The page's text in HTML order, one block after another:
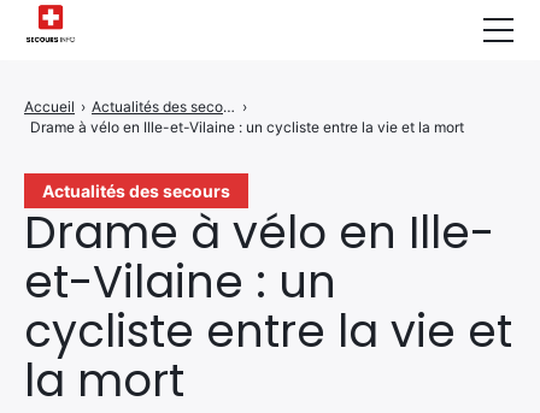
Actualités des secours
Drame à vélo en Ille-
et-Vilaine : un
cycliste entre la vie et
la mort
Accueil › Actualités des secours ›
Drame à vélo en Ille-et-Vilaine : un cycliste entre la vie et la mort
Infos & Conseils
Actualités des Secours
Santé & Bien-être
A propos de Nous
Contactez-nous
Politique de Confidentialité